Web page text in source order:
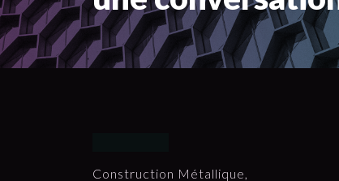
Construction Métallique,